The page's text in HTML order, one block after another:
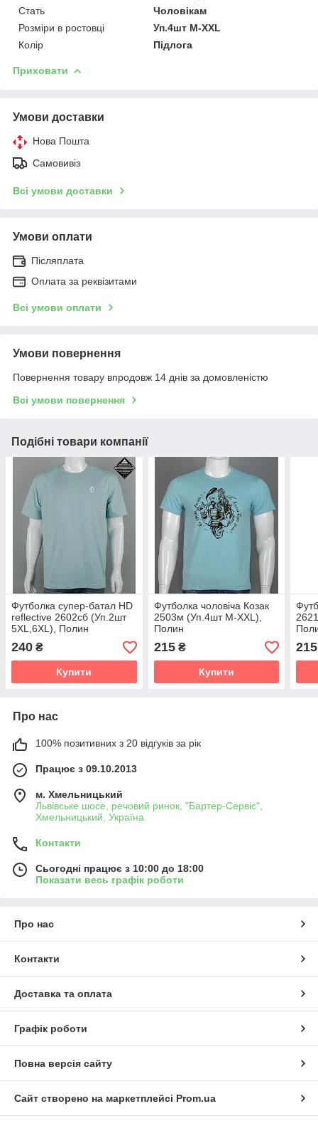
Стать
Чоловікам
Розміри в ростовці
Уп.4шт M-XXL
Колір
Підлога
Приховати
Умови доставки
Нова Пошта
Самовивіз
Всі умови доставки
Умови оплати
Післяплата
Оплата за реквізитами
Всі умови оплати
Умови повернення
Повернення товару впродовж 14 днів за домовленістю
Всі умови повернення
Подібні товари компанії
Футболка супер-батал HD
reflective 2602сб (Уп.2шт
5XL,6XL), Полин
240 ₴
Купити
Футболка чоловіча Козак
2503м (Уп.4шт M-XXL),
Полин
215₴
Купити
215
Про нас
100% позитивних з 20 відгуків за рік
Працює з 09.10.2013
м. Хмельницький
Львівське шосе, речовий ринок, "Бартер-Сервіс",
Хмельницький, Україна
Контакти
Сьогодні працює з 10:00 до 18:00
Показати весь графік роботи
Про нас
Контакти
Доставка та оплата
Графік роботи
Повна версія сайту
Сайт створено на маркетплейсі Prom.ua